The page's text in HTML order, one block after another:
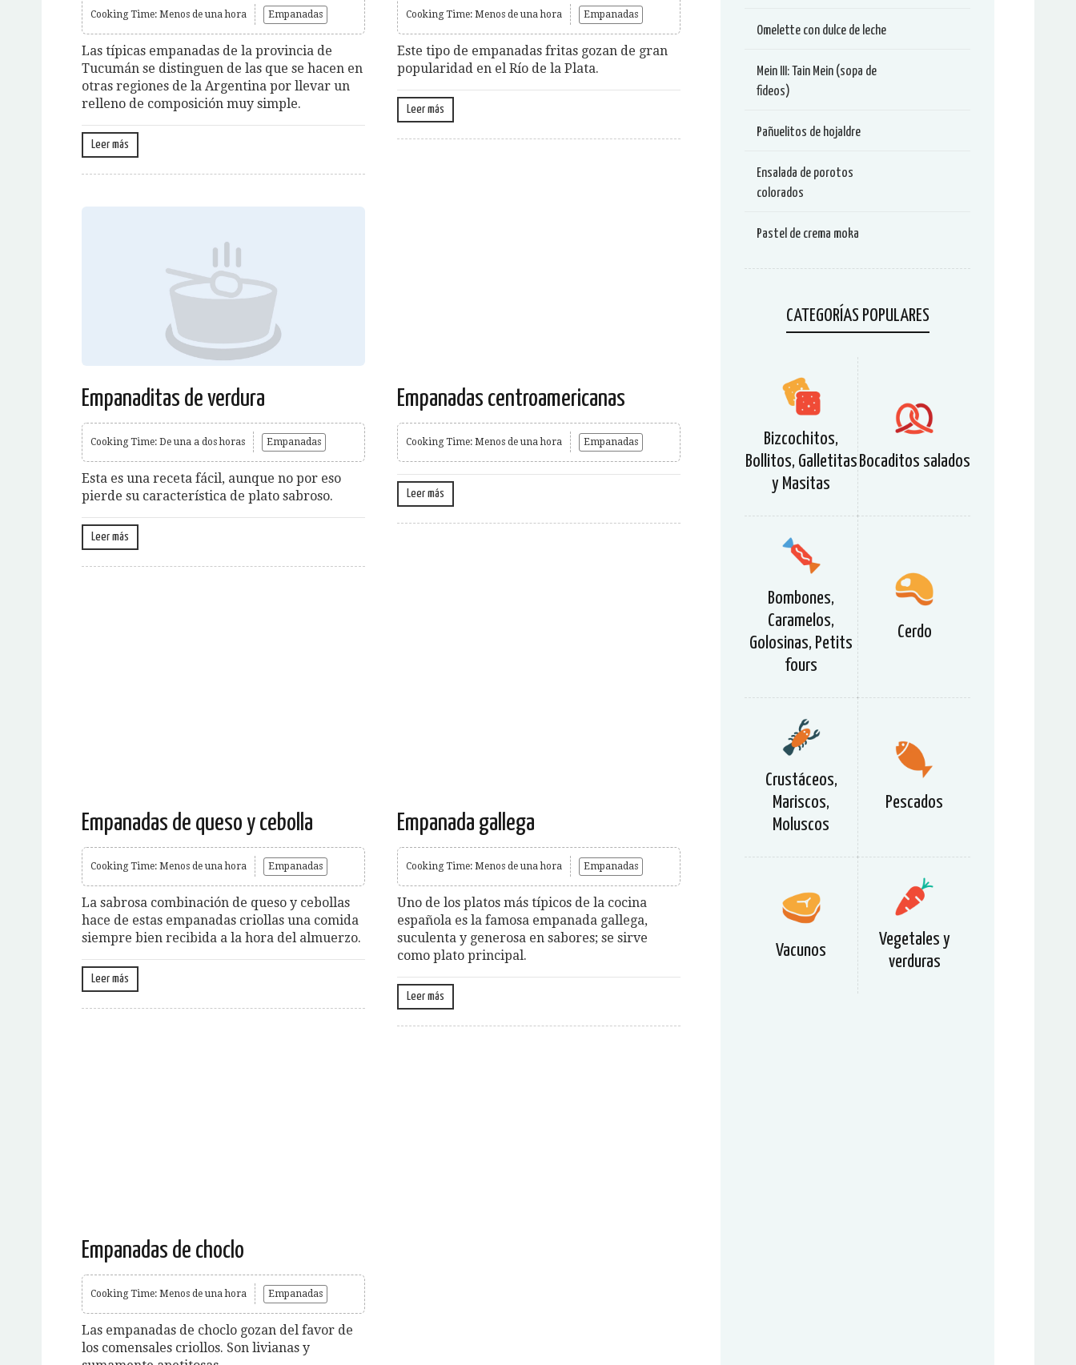
Cooking Time: Menos de una hora Empanadas
Las típicas empanadas de la provincia de
Tucumán se distinguen de las que se hacen en
otras regiones de la Argentina por llevar un
relleno de composición muy simple.
Leer más
Cooking Time: Menos de una hora Empanadas
Este tipo de empanadas fritas gozan de gran
popularidad en el Río de la Plata.
Leer más
Empanaditas de verdura
Cooking Time: De una a dos horas Empanadas
Esta es una receta fácil, aunque no por eso
pierde su característica de plato sabroso.
Leer más
Empanadas centroamericanas
Cooking Time: Menos de una hora Empanadas
Leer más
Empanadas de queso y cebolla
Cooking Time: Menos de una hora Empanadas
La sabrosa combinación de queso y cebollas
hace de estas empanadas criollas una comida
siempre bien recibida a la hora del almuerzo.
Leer más
Empanada gallega
Cooking Time: Menos de una hora Empanadas
Uno de los platos más típicos de la cocina
española es la famosa empanada gallega,
suculenta y generosa en sabores; se sirve
como plato principal.
Leer más
Empanadas de choclo
Cooking Time: Menos de una hora Empanadas
Las empanadas de choclo gozan del favor de
los comensales criollos. Son livianas y
Omelette con dulce de leche
Mein III: Tain Mein (sopa de
fideos)
Pañuelitos de hojaldre
Ensalada de porotos
colorados
Pastel de crema moka
CATEGORÍAS POPULARES
Bizcochitos,
Bollitos, Galletitas
y Masitas
Bocaditos salados
Bombones,
Caramelos,
Golosinas, Petits
fours
Cerdo
Crustáceos,
Mariscos,
Moluscos
Pescados
Vacunos
Vegetales y
verduras